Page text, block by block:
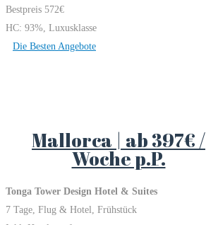
Bestpreis 572€
HC: 93%, Luxusklasse
Die Besten Angebote
Mallorca | ab 397€ /
Woche p.P.
Tonga Tower Design Hotel & Suites
7 Tage, Flug & Hotel, Frühstück